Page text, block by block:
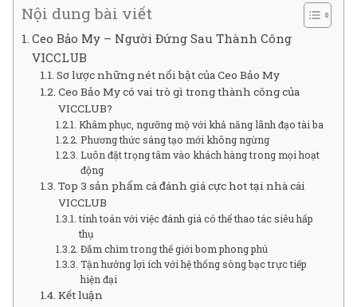
Nội dung bài viết
Ceo Bảo My – Người Đứng Sau Thành Công
VICCLUB
Sơ lược những nét nổi bật của Ceo Bảo My
Ceo Bảo My có vai trò gì trong thành công của
VICCLUB?
Khâm phục, ngưỡng mộ với khả năng lãnh đạo tài ba
Phương thức sáng tạo mới không ngừng
Luôn đặt trọng tâm vào khách hàng trong mọi hoạt
động
Top 3 sản phẩm cá đánh giá cực hot tại nhà cái
VICCLUB
tính toán với việc đánh giá có thể thao tác siêu hấp
thụ
Đắm chìm trong thế giới bom phong phú
Tận hưởng lợi ích với hệ thống sòng bạc trực tiếp
hiện đại
Kết luận